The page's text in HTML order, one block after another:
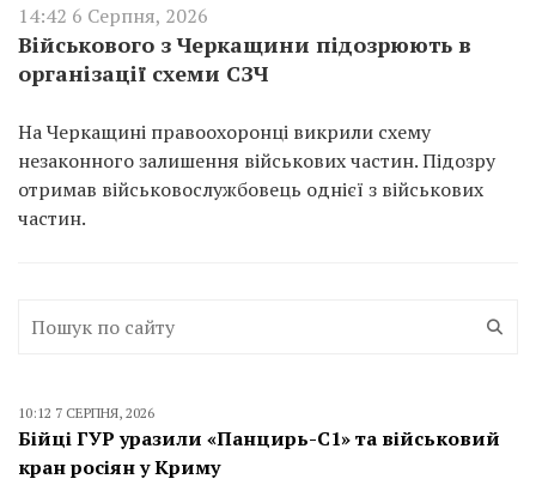
14:42 6 Серпня, 2026
Військового з Черкащини підозрюють в
організації схеми СЗЧ
На Черкащині правоохоронці викрили схему
незаконного залишення військових частин. Підозру
отримав військовослужбовець однієї з військових
частин.
10:12 7 СЕРПНЯ, 2026
Бійці ГУР уразили «Панцирь-С1» та військовий
кран росіян у Криму